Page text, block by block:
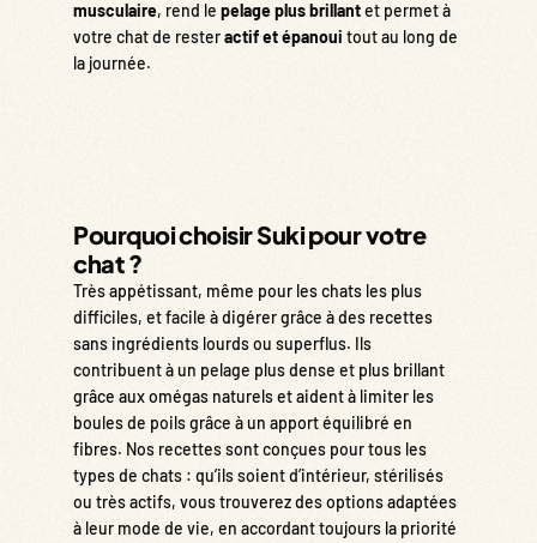
musculaire, rend lepelage plus brillantet permet à
votre chat de resteractif et épanouitout au long de
la journée.
Pourquoi choisir Suki pour votre
chat ?
Très appétissant, même pour les chats les plus
difficiles, et facile à digérer grâce à des recettes
sans ingrédients lourds ou superflus. Ils
contribuent à un pelage plus dense et plus brillant
grâce aux omégas naturels et aident à limiter les
boules de poils grâce à un apport équilibré en
fibres. Nos recettes sont conçues pour tous les
types de chats : qu’ils soient d’intérieur, stérilisés
ou très actifs, vous trouverez des options adaptées
à leur mode de vie, en accordant toujours la priorité